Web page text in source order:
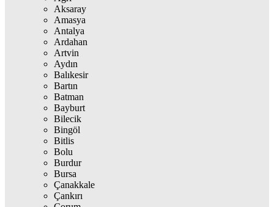
Aksaray
Amasya
Antalya
Ardahan
Artvin
Aydın
Balıkesir
Bartın
Batman
Bayburt
Bilecik
Bingöl
Bitlis
Bolu
Burdur
Bursa
Çanakkale
Çankırı